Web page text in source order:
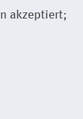
akzeptiert;